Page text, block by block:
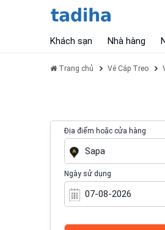
Khách sạn Nhà hàng
Trang chủ Vé Cáp Treo
Địa điểm hoặc cửa hàng
Ngày sử dụng